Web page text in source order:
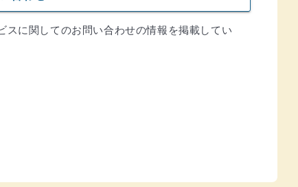
スに関してのお問い合わせの情報を掲載してい